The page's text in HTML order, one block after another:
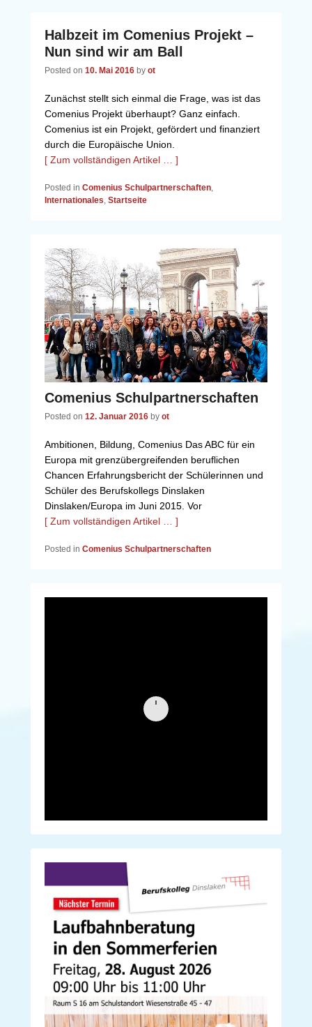
Halbzeit im Comenius Projekt –
Nun sind wir am Ball
Posted on 10. Mai 2016 by ot
Zunächst stellt sich einmal die Frage, was ist das
Comenius Projekt überhaupt? Ganz einfach.
Comenius ist ein Projekt, gefördert und finanziert
durch die Europäische Union.
[ Zum vollständigen Artikel … ]
Posted in Comenius Schulpartnerschaften,
Internationales, Startseite
Comenius Schulpartnerschaften
Posted on 12. Januar 2016 by ot
Ambitionen, Bildung, Comenius Das ABC für ein
Europa mit grenzübergreifenden beruflichen
Chancen Erfahrungsbericht der Schülerinnen und
Schüler des Berufskollegs Dinslaken
Dinslaken/Europa im Juni 2015. Vor
[ Zum vollständigen Artikel … ]
Posted in Comenius Schulpartnerschaften